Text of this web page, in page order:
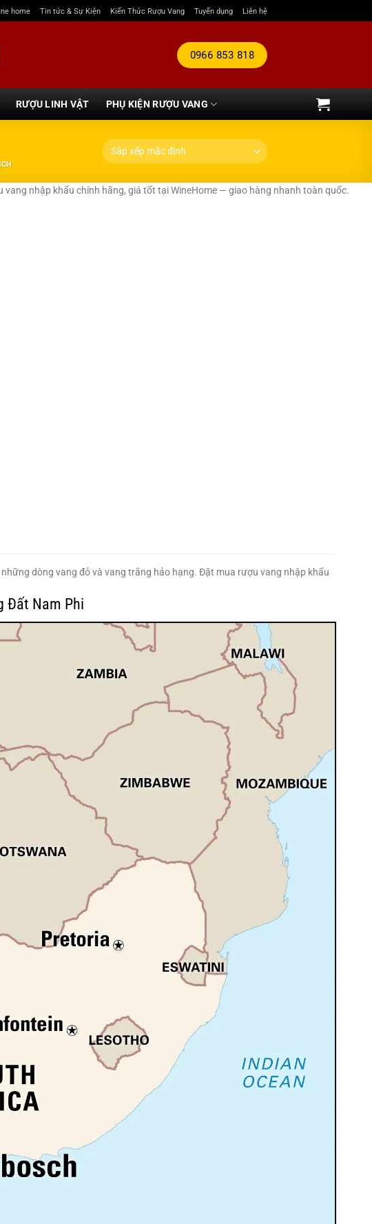
home Tin tức & Sự Kiện Kiến Thức Rượu Vang Tuyển dụng Liên hệ
0966 853 818
RƯỢU LINH VẬT PHỤ KIỆN RƯỢU VANG
nhập khẩu chính hãng, giá tốt tại WineHome — giao hàng nhanh toàn quốc.
dòng vang đỏ và vang trắng hảo hạng. Đặt mua rượu vang nhập khẩu
Đất Nam Phi